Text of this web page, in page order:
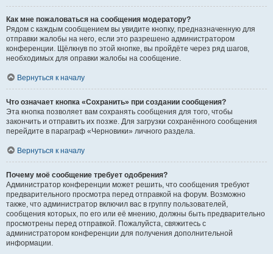
Как мне пожаловаться на сообщения модератору?
Рядом с каждым сообщением вы увидите кнопку, предназначенную для
отправки жалобы на него, если это разрешено администратором
конференции. Щёлкнув по этой кнопке, вы пройдёте через ряд шагов,
необходимых для оправки жалобы на сообщение.
Вернуться к началу
Что означает кнопка «Сохранить» при создании сообщения?
Эта кнопка позволяет вам сохранять сообщения для того, чтобы
закончить и отправить их позже. Для загрузки сохранённого сообщения
перейдите в параграф «Черновики» личного раздела.
Вернуться к началу
Почему моё сообщение требует одобрения?
Администратор конференции может решить, что сообщения требуют
предварительного просмотра перед отправкой на форум. Возможно
также, что администратор включил вас в группу пользователей,
сообщения которых, по его или её мнению, должны быть предварительно
просмотрены перед отправкой. Пожалуйста, свяжитесь с
администратором конференции для получения дополнительной
информации.